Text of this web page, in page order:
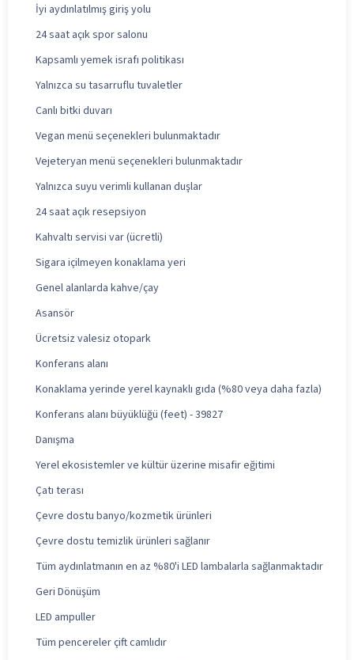
İyi aydınlatılmış giriş yolu
24 saat açık spor salonu
Kapsamlı yemek israfı politikası
Yalnızca su tasarruflu tuvaletler
Canlı bitki duvarı
Vegan menü seçenekleri bulunmaktadır
Vejeteryan menü seçenekleri bulunmaktadır
Yalnızca suyu verimli kullanan duşlar
24 saat açık resepsiyon
Kahvaltı servisi var (ücretli)
Sigara içilmeyen konaklama yeri
Genel alanlarda kahve/çay
Asansör
Ücretsiz valesiz otopark
Konferans alanı
Konaklama yerinde yerel kaynaklı gıda (%80 veya daha fazla)
Konferans alanı büyüklüğü (feet) - 39827
Danışma
Yerel ekosistemler ve kültür üzerine misafir eğitimi
Çatı terası
Çevre dostu banyo/kozmetik ürünleri
Çevre dostu temizlik ürünleri sağlanır
Tüm aydınlatmanın en az %80'i LED lambalarla sağlanmaktadır
Geri Dönüşüm
LED ampuller
Tüm pencereler çift camlıdır